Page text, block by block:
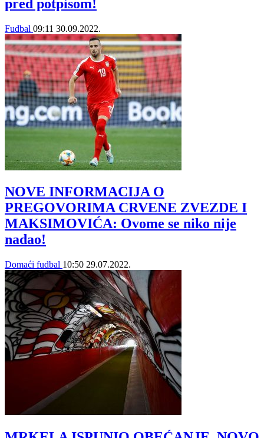
pred potpisom!
Fudbal 09:11 30.09.2022.
NOVE INFORMACIJA O
PREGOVORIMA CRVENE ZVEZDE I
MAKSIMOVIĆA: Ovome se niko nije
nadao!
Domaći fudbal 10:50 29.07.2022.